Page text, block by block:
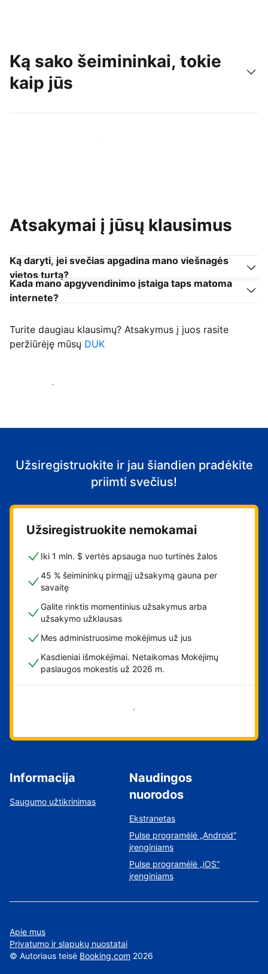
Ką sako šeimininkai, tokie
kaip jūs
Prisijungti prie panašių šeimininkų
Atsakymai į jūsų klausimus
Ką daryti, jei svečias apgadina mano viešnagės
vietos turtą?
Kada mano apgyvendinimo įstaiga taps matoma
internete?
Turite daugiau klausimų? Atsakymus į juos rasite
peržiūrėję mūsų DUK
Priimti svečius
Užsiregistruokite ir jau šiandien pradėkite
priimti svečius!
Užsiregistruokite nemokamai
Iki 1 mln. $ vertės apsauga nuo turtinės žalos
45 % šeimininkų pirmąjį užsakymą gauna per
savaitę
Galite rinktis momentinius užsakymus arba
užsakymo užklausas
Mes administruosime mokėjimus už jus
Kasdieniai išmokėjimai. Netaikomas Mokėjimų
paslaugos mokestis už 2026 m.
Pradėti
Informacija
Saugumo užtikrinimas
Naudingos
nuorodos
Ekstranetas
Pulse programėlė „Android“
įrenginiams
Pulse programėlė „iOS“
įrenginiams
Apie mus
Privatumo ir slapukų nuostatai
© Autoriaus teisė Booking.com 2026